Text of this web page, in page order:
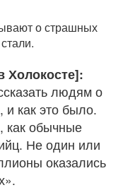
о страшных
людям о
и как это было.
как обычные
Не один или
оказались